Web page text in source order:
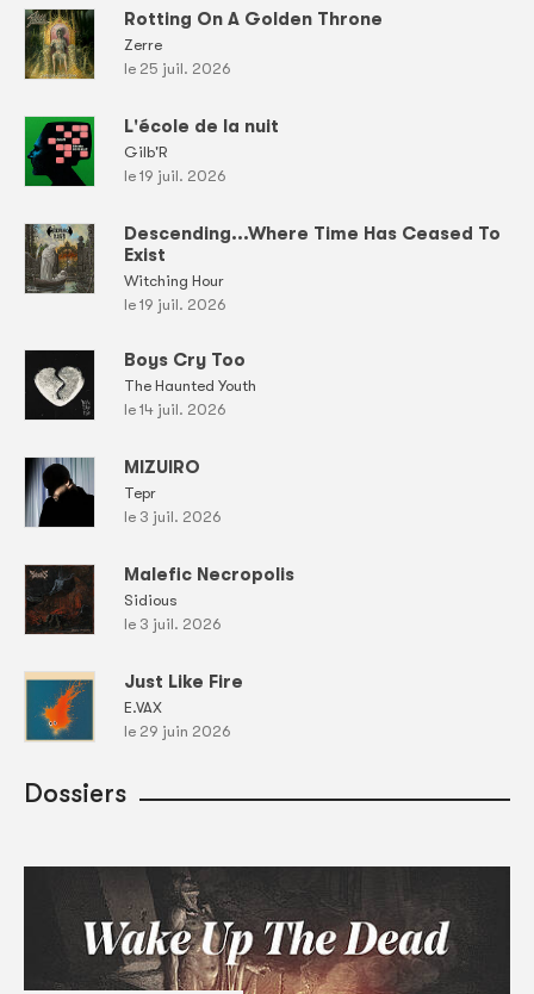
Rotting On A Golden Throne
Zerre
le 25 juil. 2026
L'école de la nuit
Gilb'R
le 19 juil. 2026
Descending...Where Time Has Ceased To
Exist
Witching Hour
le 19 juil. 2026
Boys Cry Too
The Haunted Youth
le 14 juil. 2026
MIZUIRO
Tepr
le 3 juil. 2026
Malefic Necropolis
Sidious
le 3 juil. 2026
Just Like Fire
E.VAX
le 29 juin 2026
Dossiers